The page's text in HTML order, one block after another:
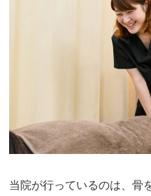
当院が行っているのは、骨